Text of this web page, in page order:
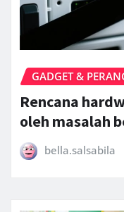
GADGET &
Rencana
oleh masalah
bella.salsabila